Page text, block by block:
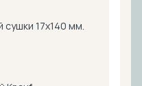
17х140 мм.